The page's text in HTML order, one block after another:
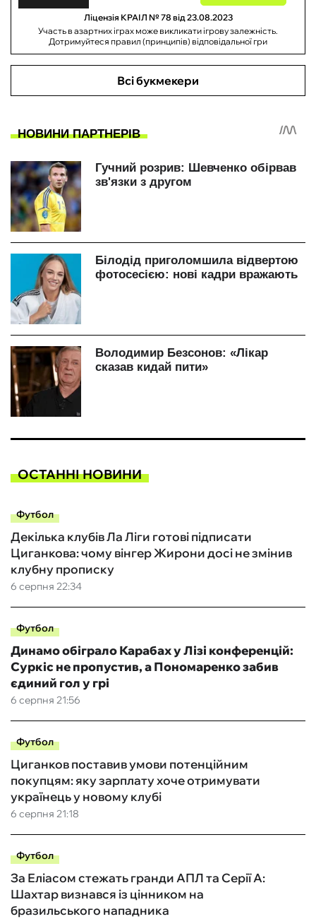
Ліцензія КРАІЛ № 78 від 23.08.2023
Участь в азартних іграх може викликати ігрову залежність.
Дотримуйтеся правил (принципів) відповідальної гри
Всі букмекери
ОСТАННІ НОВИНИ
Футбол
6 серпня 22:34
Декілька клубів Ла Ліги готові підписати
Циганкова: чому вінгер Жирони досі не змінив
клубну прописку
Футбол
6 серпня 21:56
Динамо обіграло Карабах у Лізі конференцій:
Суркіс не пропустив, а Пономаренко забив
єдиний гол у грі
Футбол
6 серпня 21:18
Циганков поставив умови потенційним
покупцям: яку зарплату хоче отримувати
українець у новому клубі
Футбол
За Еліасом стежать гранди АПЛ та Серії А:
Шахтар визнався із цінником на
бразильського нападника